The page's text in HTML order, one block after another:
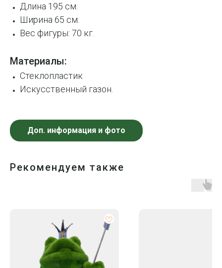
Длина 195 см.
Ширина 65 см.
Вес фигуры: 70 кг.
Материалы:
Стеклопластик
Искусственный газон.
Доп. информация и фото
Рекомендуем также